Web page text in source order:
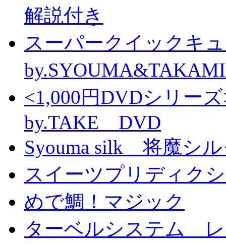
解説付き
スーパークイックキ
<1,000円DVDシリ
by.TAKE DVD
Syouma silk 将魔シ
スイーツプリディク
めで鯛！マジック
ターベルシステム